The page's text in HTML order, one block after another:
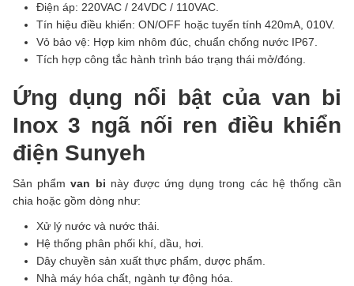
Điện áp: 220VAC / 24VDC / 110VAC.
Tín hiệu điều khiển: ON/OFF hoặc tuyến tính 420mA, 010V.
Vỏ bảo vệ: Hợp kim nhôm đúc, chuẩn chống nước IP67.
Tích hợp công tắc hành trình báo trạng thái mở/đóng.
Ứng dụng nổi bật của van bi
Inox 3 ngã nối ren điều khiển
điện Sunyeh
Sản phẩmvan bi này được ứng dụng trong các hệ thống cần
chia hoặc gồm dòng như:
Xử lý nước và nước thải.
Hệ thống phân phối khí, dầu, hơi.
Dây chuyền sản xuất thực phẩm, dược phẩm.
Nhà máy hóa chất, ngành tự động hóa.